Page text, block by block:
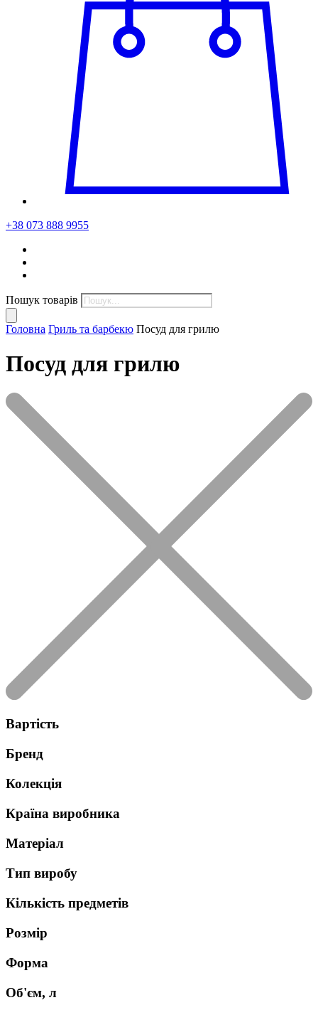
+38 073 888 9955
Пошук товарів
Головна Гриль та барбекю Посуд для грилю
Посуд для грилю
Вартість
Бренд
Колекція
Країна виробника
Матеріал
Тип виробу
Кількість предметів
Розмір
Форма
Об'єм, л